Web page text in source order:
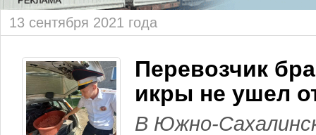
13 сентября 2021 года
Перевозчик
икры не ушел
В Южно-